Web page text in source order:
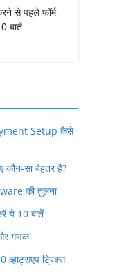
से पहले फॉर्म
बातें
Setup कैसे
कौन-सा बेहतर है?
की तुलना
ये 10 बातें
और गणक
व्हाट्सएप ट्रिक्स